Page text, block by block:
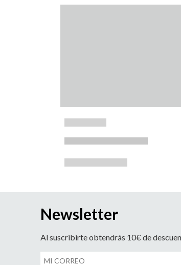
Newsletter
Al suscribirte obtendrás 10€ de